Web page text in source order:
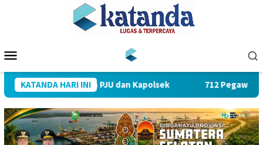
Mobile
KATANDA HARI INI
Sejumlah PJU dan Kapolsek 712 Pegawai PLN